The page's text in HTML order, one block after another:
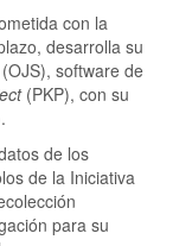
con la
desarrolla su
(OJS), software de
(PKP), con su
de los
de la Iniciativa
para su